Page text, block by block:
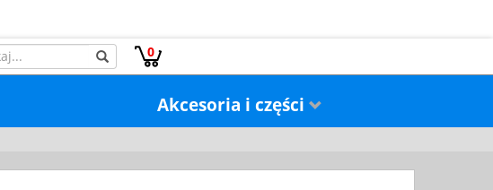
0
Akcesoria i części